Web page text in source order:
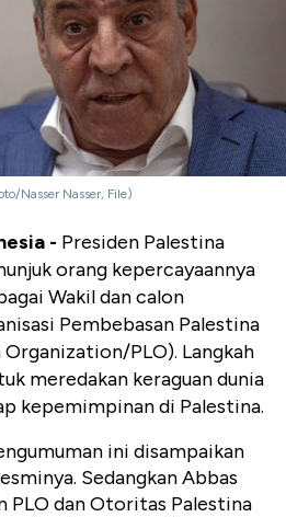
Nasser Nasser, File)
- Presiden Palestina
orang kepercayaannya
Wakil dan calon
Pembebasan Palestina
PLO). Langkah
meredakan keraguan dunia
kepemimpinan di Palestina.
ini disampaikan
Sedangkan Abbas
PLO dan Otoritas Palestina